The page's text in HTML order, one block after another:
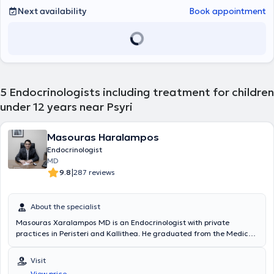
of children with diabetes, their families, and educators, aiming at
Additionally, she served as Registrar B (Fachärztin) in the
endocrinology-diabetology outpatient clinics of the University
Next availability Book appointment
5 Endocrinologists including treatment for children
under 12 years near Psyri
Masouras Haralampos
Endocrinologist
MD
9.8|287 reviews
About the specialist
Masouras Xaralampos MD is an Endocrinologist with private
practices in Peristeri and Kallithea. He graduated from the Medical
specialized in Internal Medicine at the 4th Internal Medicine Clinic
of the University General Hospital of Athens "Attikon" and in
Visit